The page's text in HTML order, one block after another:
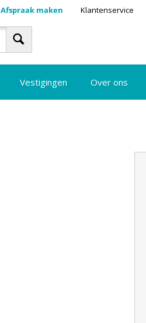
Afspraak maken Klantenservice
Vestigingen Over ons